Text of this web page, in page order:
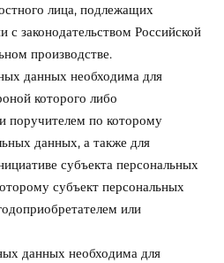
лица, подлежащих
с законодательством Российской
производстве.
данных необходима для
которого либо
поручителем по которому
данных, а также для
субъекта персональных
субъект персональных
или
данных необходима для